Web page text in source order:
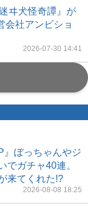
ヰ犬怪奇譚』が
会社アンビショ
2026-07-30 14:41
』ぼっちゃんやジ
でガチャ40連。
来てくれた!?
2026-08-08 18:25